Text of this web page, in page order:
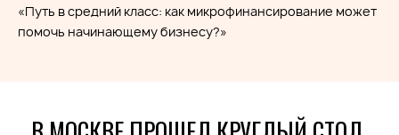
«Путь в средний класс: как микрофинансирование может
помочь начинающему бизнесу?»